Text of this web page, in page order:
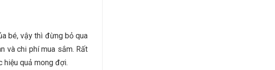
bé, vậy thì đừng bỏ qua
và chi phí mua sắm. Rất
hiệu quả mong đợi.